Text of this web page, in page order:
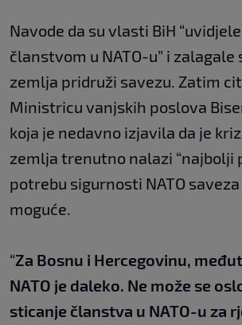
Navode da su vlasti BiH
članstvom u NATO-u” i zalagale
zemlja pridruži savezu. Zatim
Ministricu vanjskih poslova
koja je nedavno izjavila da je
zemlja trenutno nalazi “najbolji
potrebu sigurnosti NATO
moguće.
“Za Bosnu i Hercegovinu,
NATO je daleko. Ne može se
sticanje članstva u NATO-u za